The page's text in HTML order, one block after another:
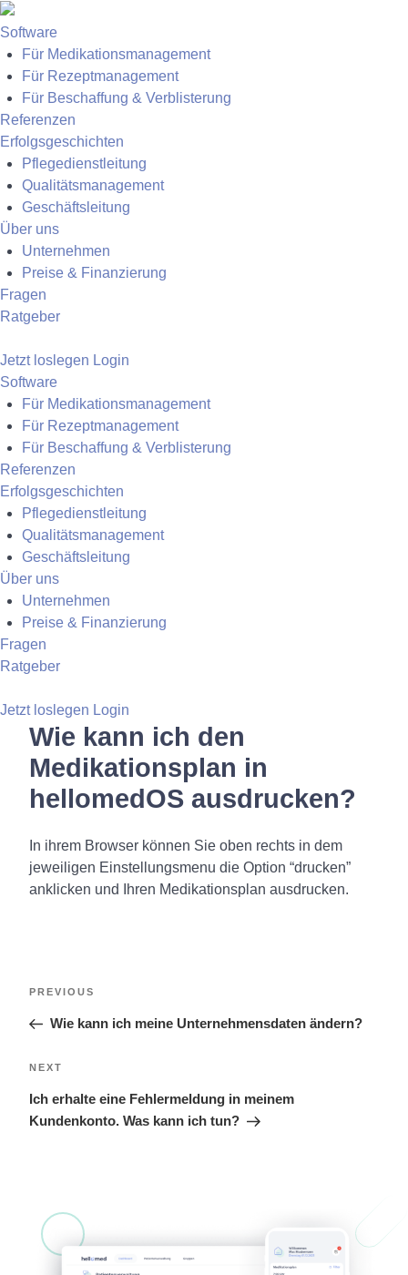
Software
Für Medikationsmanagement
Für Rezeptmanagement
Für Beschaffung & Verblisterung
Referenzen
Erfolgsgeschichten
Pflegedienstleitung
Qualitätsmanagement
Geschäftsleitung
Über uns
Unternehmen
Preise & Finanzierung
Fragen
Ratgeber
Jetzt loslegen Login
Software
Für Medikationsmanagement
Für Rezeptmanagement
Für Beschaffung & Verblisterung
Referenzen
Erfolgsgeschichten
Pflegedienstleitung
Qualitätsmanagement
Geschäftsleitung
Über uns
Unternehmen
Preise & Finanzierung
Fragen
Ratgeber
Jetzt loslegen Login
Wie kann ich den
Medikationsplan in
hellomedOS ausdrucken?
In ihrem Browser können Sie oben rechts in dem
jeweiligen Einstellungsmenu die Option “drucken”
anklicken und Ihren Medikationsplan ausdrucken.
PREVIOUS
Wie kann ich meine Unternehmensdaten ändern?
NEXT
Ich erhalte eine Fehlermeldung in meinem
Kundenkonto. Was kann ich tun?